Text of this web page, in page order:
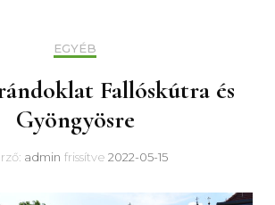
EGYÉB
Fallóskútra és
Gyöngyösre
admin frissítve 2022-05-15